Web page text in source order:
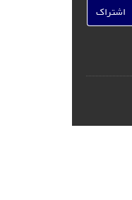
اشتراک